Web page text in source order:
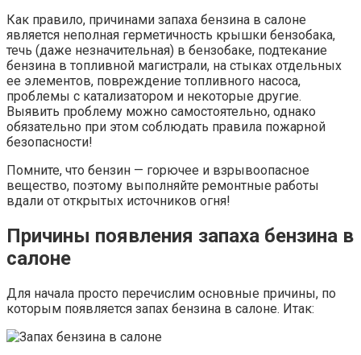
Как правило, причинами запаха бензина в салоне
является неполная герметичность крышки бензобака,
течь (даже незначительная) в бензобаке, подтекание
бензина в топливной магистрали, на стыках отдельных
ее элементов, повреждение топливного насоса,
проблемы с катализатором и некоторые другие.
Выявить проблему можно самостоятельно, однако
обязательно при этом соблюдать правила пожарной
безопасности!
Помните, что бензин — горючее и взрывоопасное
вещество, поэтому выполняйте ремонтные работы
вдали от открытых источников огня!
Причины появления запаха бензина в
салоне
Для начала просто перечислим основные причины, по
которым появляется запах бензина в салоне. Итак: